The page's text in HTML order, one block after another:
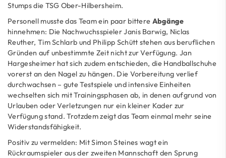
Stumps die TSG Ober-Hilbersheim.
Personell musste das Team ein paar bittere Abgänge
hinnehmen: Die Nachwuchsspieler Janis Barwig, Niclas
Reuther, Tim Schlarb und Philipp Schütt stehen aus beruflichen
Gründen auf unbestimmte Zeit nicht zur Verfügung. Jan
Hargesheimer hat sich zudem entschieden, die Handballschuhe
vorerst an den Nagel zu hängen. Die Vorbereitung verlief
durchwachsen – gute Testspiele und intensive Einheiten
wechselten sich mit Trainingsphasen ab, in denen aufgrund von
Urlauben oder Verletzungen nur ein kleiner Kader zur
Verfügung stand. Trotzdem zeigt das Team einmal mehr seine
Widerstandsfähigkeit.
Positiv zu vermelden: Mit Simon Steines wagt ein
Rückraumspieler aus der zweiten Mannschaft den Sprung